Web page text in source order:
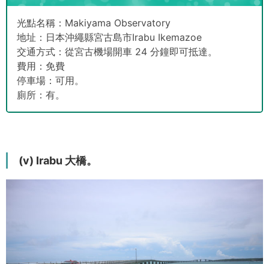
光點名稱：Makiyama Observatory
地址：日本沖繩縣宮古島市Irabu Ikemazoe
交通方式：從宮古機場開車 24 分鐘即可抵達。
費用：免費
停車場：可用。
廁所：有。
(v) Irabu 大橋。